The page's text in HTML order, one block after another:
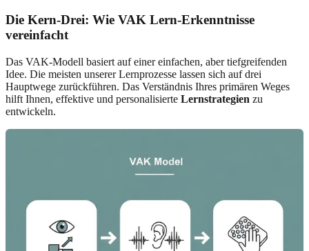
Die Kern-Drei: Wie VAK Lern-Erkenntnisse
vereinfacht
Das VAK-Modell basiert auf einer einfachen, aber tiefgreifenden
Idee. Die meisten unserer Lernprozesse lassen sich auf drei
Hauptwege zurückführen. Das Verständnis Ihres primären Weges
hilft Ihnen, effektive und personalisierte Lernstrategien zu
entwickeln.